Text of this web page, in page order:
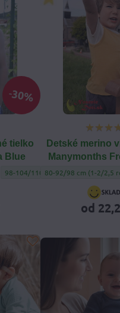
30%
tielko
Blue
Aqua Blue - Veľkosť
Detské merino vlnené tielko
98-104/110 cm (3-4,5/5 rokov)
Detské merino
Manymonths
Detské merino vlnené
80-92/98 cm (1-2/2,5
od